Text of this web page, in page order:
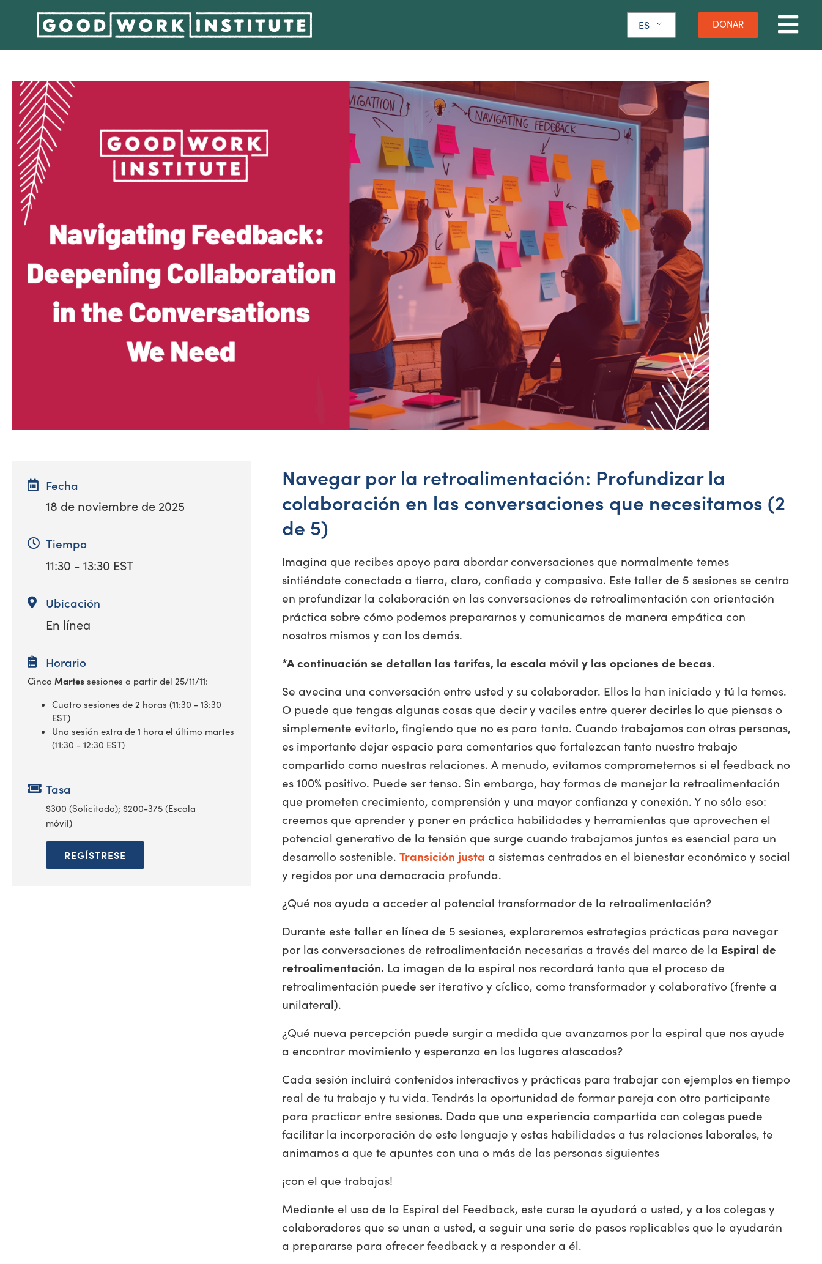
ES DONAR
Fecha
18 de noviembre de 2025
Tiempo
11:30 - 13:30 EST
Ubicación
En línea
Horario
Cinco Martes sesiones a partir del 25/11/11:
Cuatro sesiones de 2 horas (11:30 - 13:30
EST)
Una sesión extra de 1 hora el último martes
(11:30 - 12:30 EST)
Tasa
$300 (Solicitado); $200-375 (Escala
móvil)
REGÍSTRESE
Navegar por la retroalimentación: Profundizar la
colaboración en las conversaciones que necesitamos (2
de 5)
Imagina que recibes apoyo para abordar conversaciones que normalmente temes
sintiéndote conectado a tierra, claro, confiado y compasivo. Este taller de 5 sesiones se centra
en profundizar la colaboración en las conversaciones de retroalimentación con orientación
práctica sobre cómo podemos prepararnos y comunicarnos de manera empática con
nosotros mismos y con los demás.
*A continuación se detallan las tarifas, la escala móvil y las opciones de becas.
Se avecina una conversación entre usted y su colaborador. Ellos la han iniciado y tú la temes.
O puede que tengas algunas cosas que decir y vaciles entre querer decirles lo que piensas o
simplemente evitarlo, fingiendo que no es para tanto. Cuando trabajamos con otras personas,
es importante dejar espacio para comentarios que fortalezcan tanto nuestro trabajo
compartido como nuestras relaciones. A menudo, evitamos comprometernos si el feedback no
es 100% positivo. Puede ser tenso. Sin embargo, hay formas de manejar la retroalimentación
que prometen crecimiento, comprensión y una mayor confianza y conexión. Y no sólo eso:
creemos que aprender y poner en práctica habilidades y herramientas que aprovechen el
potencial generativo de la tensión que surge cuando trabajamos juntos es esencial para un
desarrollo sostenible.Transición justa a sistemas centrados en el bienestar económico y social
y regidos por una democracia profunda.
¿Qué nos ayuda a acceder al potencial transformador de la retroalimentación?
Durante este taller en línea de 5 sesiones, exploraremos estrategias prácticas para navegar
por las conversaciones de retroalimentación necesarias a través del marco de la Espiral de
retroalimentación. La imagen de la espiral nos recordará tanto que el proceso de
retroalimentación puede ser iterativo y cíclico, como transformador y colaborativo (frente a
unilateral).
¿Qué nueva percepción puede surgir a medida que avanzamos por la espiral que nos ayude
a encontrar movimiento y esperanza en los lugares atascados?
Cada sesión incluirá contenidos interactivos y prácticas para trabajar con ejemplos en tiempo
real de tu trabajo y tu vida. Tendrás la oportunidad de formar pareja con otro participante
para practicar entre sesiones. Dado que una experiencia compartida con colegas puede
facilitar la incorporación de este lenguaje y estas habilidades a tus relaciones laborales, te
animamos a que te apuntes con una o más de las personas siguientes
¡con el que trabajas!
Mediante el uso de la Espiral del Feedback, este curso le ayudará a usted, y a los colegas y
colaboradores que se unan a usted, a seguir una serie de pasos replicables que le ayudarán
a prepararse para ofrecer feedback y a responder a él.